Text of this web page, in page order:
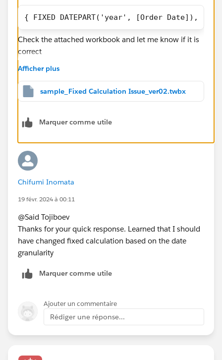
{ FIXED DATEPART('year', [Order Date]),
Check the attached workbook and let me know if it is
correct
Said
(Please upvote all my answers and select the best one
Afficher plus
sample_Fixed Calculation Issue_ver02.twbx
Marquer comme utile
Chifumi Inomata
19 févr. 2024 à 00:11
​@Said Tojiboev​
Thanks for your quick response. Learned that I should
have changed fixed calculation based on the date
granularity
Marquer comme utile
Ajouter un commentaire
Rédiger une réponse...